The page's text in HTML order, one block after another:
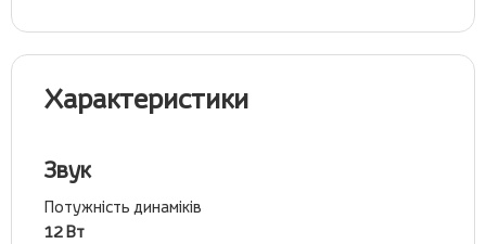
Характеристики
Звук
Потужність динаміків
12 Вт